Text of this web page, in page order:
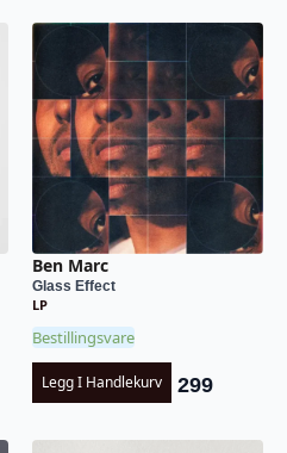
Ben Marc
Glass Effect
LP
Bestillingsvare
Legg I Handlekurv 299